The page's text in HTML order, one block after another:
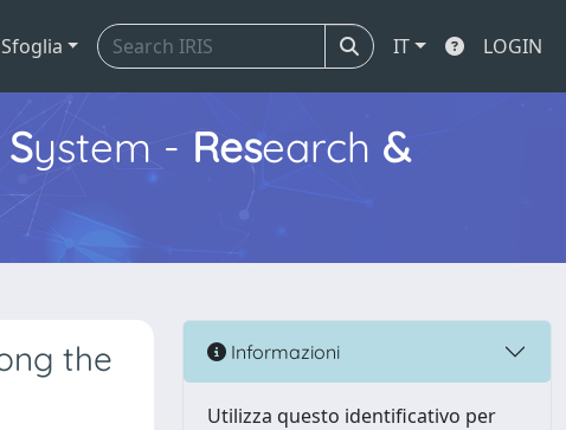
Sfoglia IT LOGIN
System - Research &
the
Informazioni
Utilizza questo identificativo per